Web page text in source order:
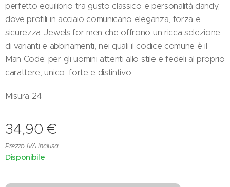
perfetto equilibrio tra gusto classico e personalità dandy,
dove profili in acciaio comunicano eleganza, forza e
sicurezza. Jewels for men che offrono un ricca selezione
di varianti e abbinamenti, nei quali il codice comune è il
Man Code: per gli uomini attenti allo stile e fedeli al proprio
carattere, unico, forte e distintivo.
Misura 24
34,90 €
Prezzo IVA inclusa
Disponibile